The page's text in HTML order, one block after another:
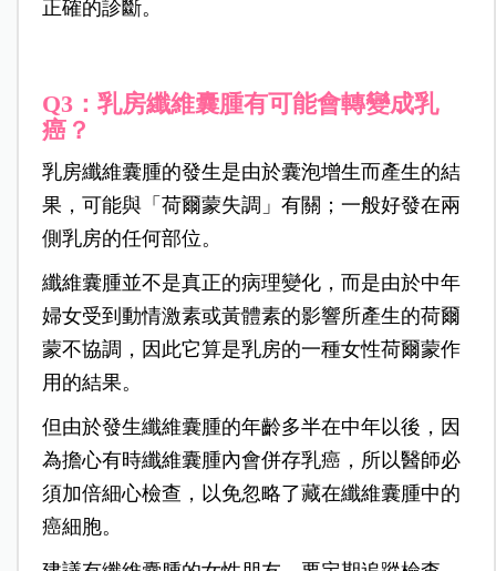
正確的診斷。
Q3：乳房纖維囊腫有可能會轉變成乳
癌？
乳房纖維囊腫的發生是由於囊泡增生而產生的結
果，可能與「荷爾蒙失調」有關；一般好發在兩
側乳房的任何部位。
纖維囊腫並不是真正的病理變化，而是由於中年
婦女受到動情激素或黃體素的影響所產生的荷爾
蒙不協調，因此它算是乳房的一種女性荷爾蒙作
用的結果。
但由於發生纖維囊腫的年齡多半在中年以後，因
為擔心有時纖維囊腫內會併存乳癌，所以醫師必
須加倍細心檢查，以免忽略了藏在纖維囊腫中的
癌細胞。